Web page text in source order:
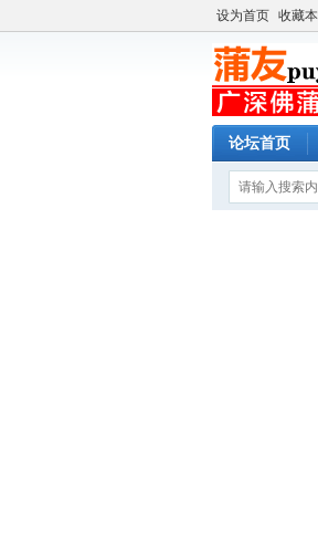
设为首页 收藏
论坛首页